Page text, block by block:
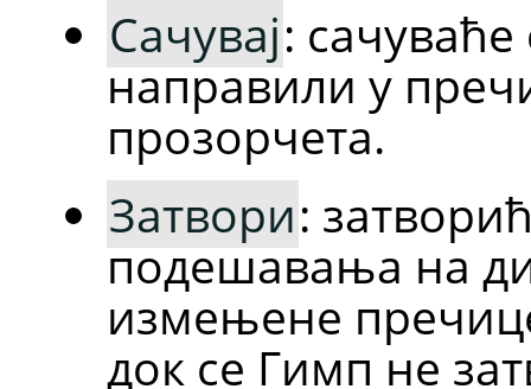
Сачувај: сачуваће
направили у
прозорчета.
Затвори:
подешавања на
измењене
док се Гимп не